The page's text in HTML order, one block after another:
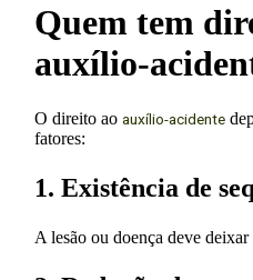
Quem tem
auxílio-
O direito aoauxílio-acidente
fatores:
1. Existência de
A lesão ou doença deve